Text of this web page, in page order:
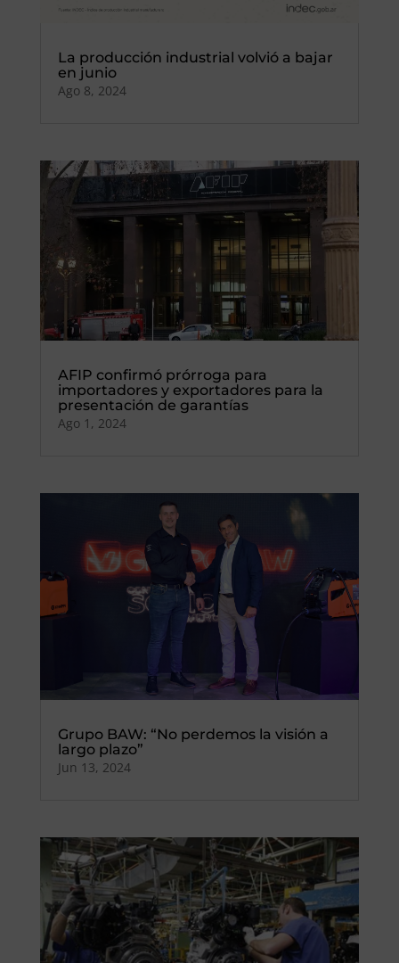
La producción industrial volvió a bajar
en junio
Ago 8, 2024
AFIP confirmó prórroga para
importadores y exportadores para la
presentación de garantías
Ago 1, 2024
Grupo BAW: “No perdemos la visión a
largo plazo”
Jun 13, 2024